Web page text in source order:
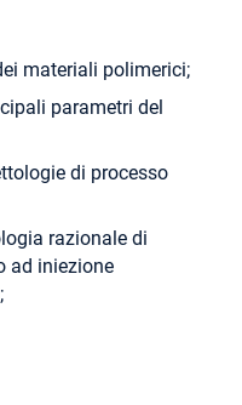
materiali polimerici;
parametri del
di processo
razionale di
ad iniezione